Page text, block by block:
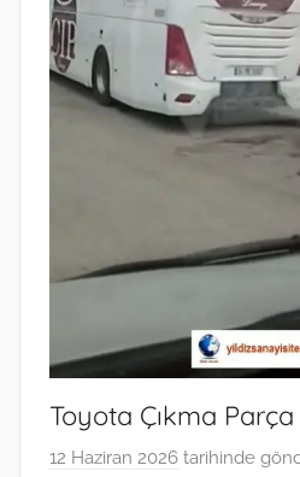
Toyota Çıkma
12 Haziran 2026 tarihinde